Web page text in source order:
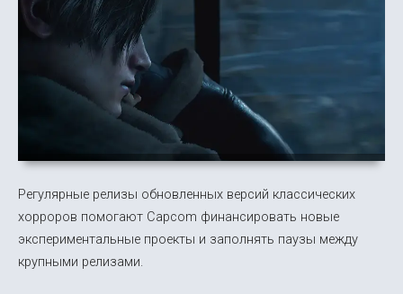
Регулярные релизы обновленных версий классических
хорроров помогают Capcom финансировать новые
экспериментальные проекты и заполнять паузы между
крупными релизами.